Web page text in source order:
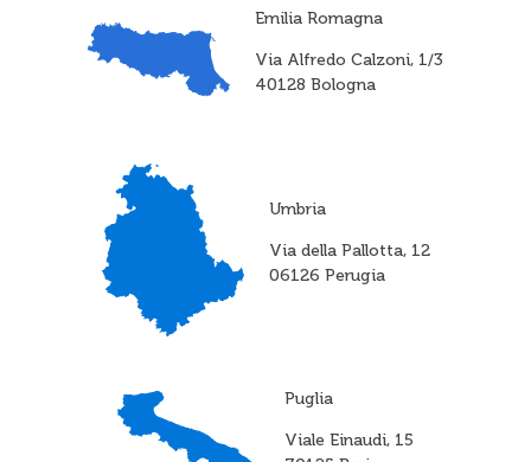
Emilia Romagna
Via Alfredo Calzoni, 1/3
40128 Bologna
Umbria
Via della Pallotta, 12
06126 Perugia
Puglia
Viale Einaudi, 15